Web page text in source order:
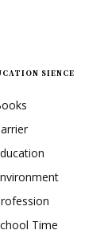
SIENCE
Time